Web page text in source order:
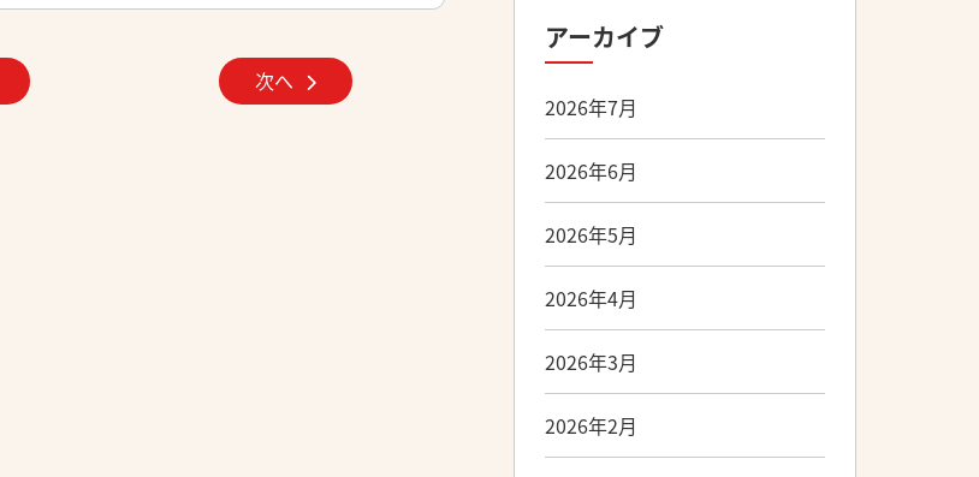
次へ
アーカイブ
2026年7月
2026年6月
2026年5月
2026年4月
2026年3月
2026年2月